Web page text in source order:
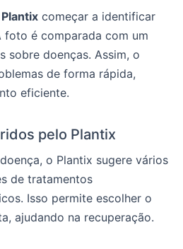
Plantix começar a identificar
foto é comparada com um
sobre doenças. Assim, o
de forma rápida,
eficiente.
pelo Plantix
o Plantix sugere vários
de tratamentos
Isso permite escolher o
ajudando na recuperação.